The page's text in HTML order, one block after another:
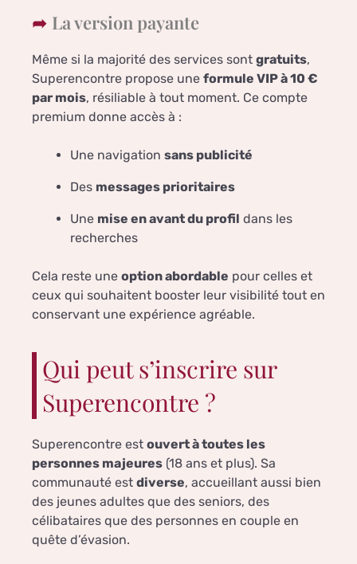
La version payante
Même si la majorité des services sont gratuits,
Superencontre propose une formule VIP à 10 €
par mois, résiliable à tout moment. Ce compte
premium donne accès à :
Une navigation sans publicité
Des messages prioritaires
Une mise en avant du profil dans les
recherches
Cela reste une option abordable pour celles et
ceux qui souhaitent booster leur visibilité tout en
conservant une expérience agréable.
Qui peut s’inscrire sur
Superencontre ?
Superencontre est ouvert à toutes les
personnes majeures (18 ans et plus). Sa
communauté est diverse, accueillant aussi bien
des jeunes adultes que des seniors, des
célibataires que des personnes en couple en
quête d’évasion.